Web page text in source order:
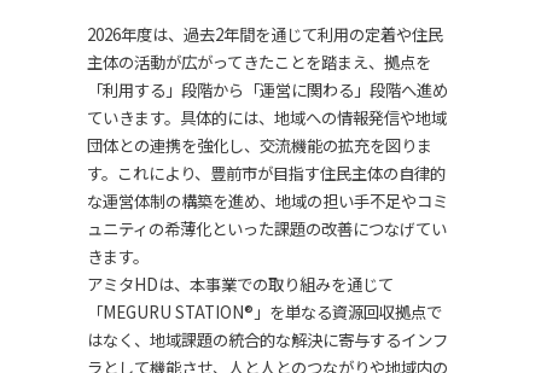
2026年度は、過去2年間を通じて利用の定着や住民
主体の活動が広がってきたことを踏まえ、拠点を
「利用する」段階から「運営に関わる」段階へ進め
ていきます。具体的には、地域への情報発信や地域
団体との連携を強化し、交流機能の拡充を図りま
す。これにより、豊前市が目指す住民主体の自律的
な運営体制の構築を進め、地域の担い手不足やコミ
ュニティの希薄化といった課題の改善につなげてい
きます。
アミタHDは、本事業での取り組みを通じて
「MEGURU STATION®」を単なる資源回収拠点で
はなく、地域課題の統合的な解決に寄与するインフ
ラとして機能させ、人と人とのつながりや地域内の